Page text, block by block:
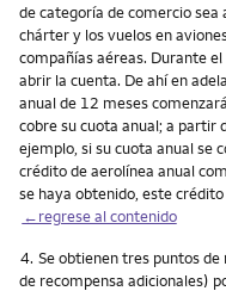
de categoría de comercio sea
chárter y los vuelos en
compañías aéreas. Durante
abrir la cuenta. De ahí en
anual de 12 meses
cobre su cuota anual; a partir
ejemplo, si su cuota anual se
crédito de aerolínea anual
se haya obtenido, este
←regrese al contenido
Nota
4. Se obtienen tres puntos
de recompensa adicionales)